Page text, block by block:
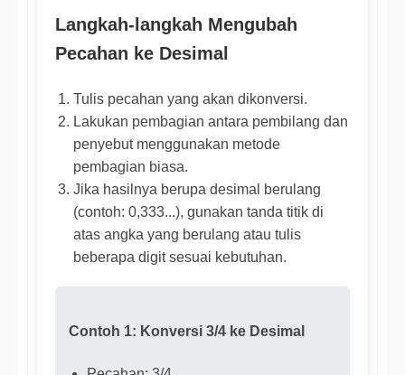
Langkah-langkah Mengubah
Pecahan ke Desimal
Tulis pecahan yang akan dikonversi.
Lakukan pembagian antara pembilang dan
penyebut menggunakan metode
pembagian biasa.
Jika hasilnya berupa desimal berulang
(contoh: 0,333...), gunakan tanda titik di
atas angka yang berulang atau tulis
beberapa digit sesuai kebutuhan.
Contoh 1: Konversi 3/4 ke Desimal